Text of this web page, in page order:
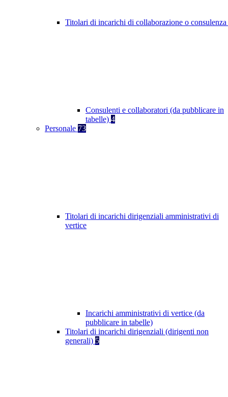
Titolari di incarichi di collaborazione o consulenza
Consulenti e collaboratori (da pubblicare in
tabelle) 4
Personale 73
Titolari di incarichi dirigenziali amministrativi di
vertice
Incarichi amministrativi di vertice (da
pubblicare in tabelle)
Titolari di incarichi dirigenziali (dirigenti non
generali) 5